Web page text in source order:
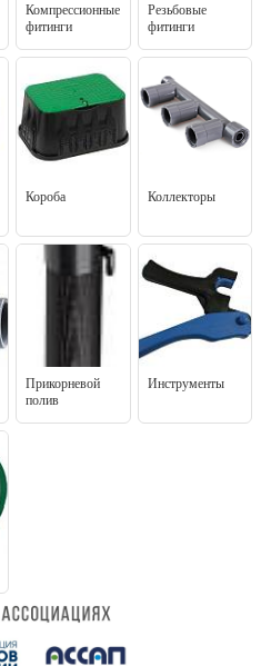
Компрессионные
фитинги
Резьбовые
фитинги
Короба Коллекторы
Прикорневой
полив
Инструменты